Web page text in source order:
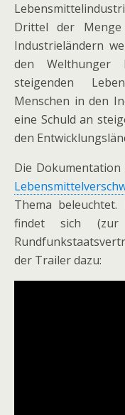
Drittel der
Industrieländern
den Welthunger
steigenden
Menschen in den
eine Schuld an
den
Die Dokumentation
Thema
findet sich
der Trailer dazu: